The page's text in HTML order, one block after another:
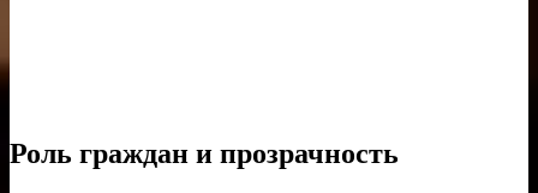
Роль граждан и прозрачность